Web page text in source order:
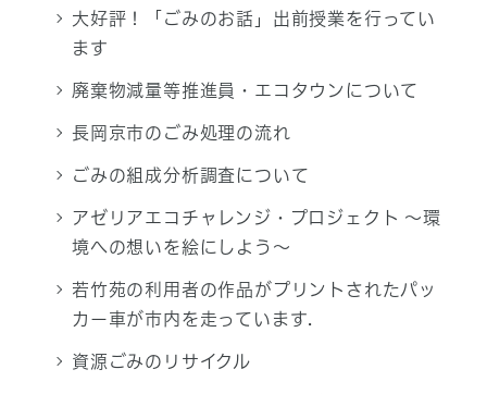
大好評！「ごみのお話」出前授業を行ってい
ます
廃棄物減量等推進員・エコタウンについて
長岡京市のごみ処理の流れ
ごみの組成分析調査について
アゼリアエコチャレンジ・プロジェクト ～環
境への想いを絵にしよう～
若竹苑の利用者の作品がプリントされたパッ
カー車が市内を走っています.
資源ごみのリサイクル